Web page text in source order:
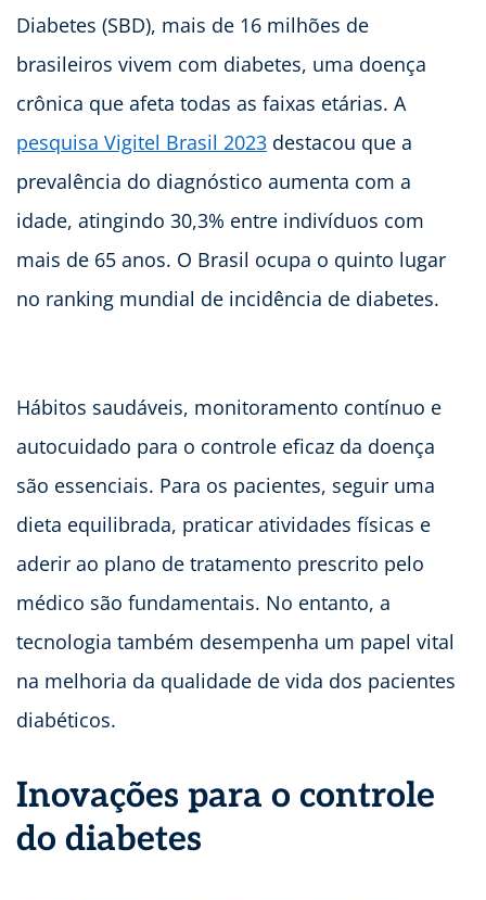
Diabetes (SBD), mais de 16 milhões de
brasileiros vivem com diabetes, uma doença
crônica que afeta todas as faixas etárias. A
pesquisa Vigitel Brasil 2023 destacou que a
prevalência do diagnóstico aumenta com a
idade, atingindo 30,3% entre indivíduos com
mais de 65 anos. O Brasil ocupa o quinto lugar
no ranking mundial de incidência de diabetes.
Hábitos saudáveis, monitoramento contínuo e
autocuidado para o controle eficaz da doença
são essenciais. Para os pacientes, seguir uma
dieta equilibrada, praticar atividades físicas e
aderir ao plano de tratamento prescrito pelo
médico são fundamentais. No entanto, a
tecnologia também desempenha um papel vital
na melhoria da qualidade de vida dos pacientes
diabéticos.
Inovações para o controle
do diabetes